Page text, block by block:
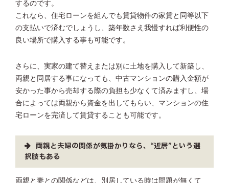
するのです。
これなら、住宅ローンを組んでも賃貸物件の家賃と同等以下
の支払いで済むでしょうし、築年数さえ我慢すれば利便性の
良い場所で購入する事も可能です。
さらに、実家の建て替えまたは別に土地を購入して新築し、
両親と同居する事になっても、中古マンションの購入金額が
安かった事から売却する際の負担も少なくて済みますし、場
合によっては両親から資金を出してもらい、マンションの住
宅ローンを完済して賃貸することも可能です。
両親と夫婦の関係が気掛かりなら、“近居”という選
択肢もある
両親と妻との関係などは、別居している時は問題が無くて